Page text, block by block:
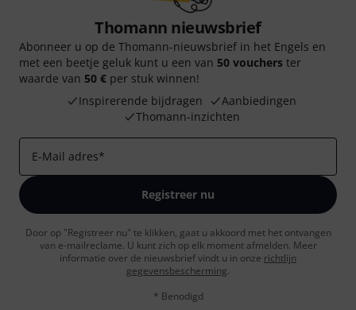
Thomann nieuwsbrief
Abonneer u op de Thomann-nieuwsbrief in het Engels en
met een beetje geluk kunt u een van 50 vouchers ter
waarde van 50 € per stuk winnen!
Inspirerende bijdragen
Aanbiedingen
Thomann-inzichten
E-Mail adres*
Registreer nu
Door op "Registreer nu" te klikken, gaat u akkoord met het ontvangen
van e-mailreclame. U kunt zich op elk moment afmelden. Meer
informatie over de nieuwsbrief vindt u in onze richtlijn
gegevensbescherming.
* Benodigd